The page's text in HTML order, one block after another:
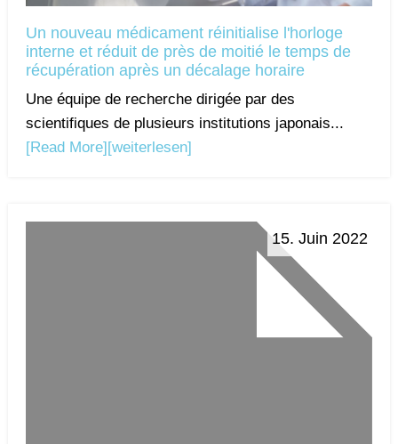
Un nouveau médicament réinitialise l'horloge
interne et réduit de près de moitié le temps de
récupération après un décalage horaire
Une équipe de recherche dirigée par des
scientifiques de plusieurs institutions japonais...
[Read More] [weiterlesen]
15. Juin 2022